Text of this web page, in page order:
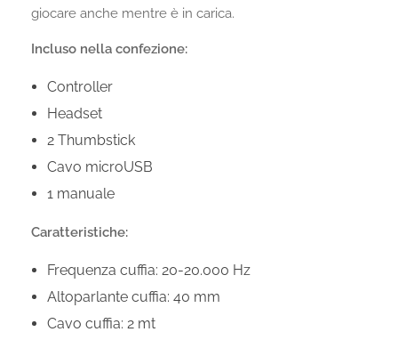
giocare anche mentre è in carica.
Incluso nella confezione:
Controller
Headset
2 Thumbstick
Cavo microUSB
1 manuale
Caratteristiche:
Frequenza cuffia: 20-20.000 Hz
Altoparlante cuffia: 40 mm
Cavo cuffia: 2 mt